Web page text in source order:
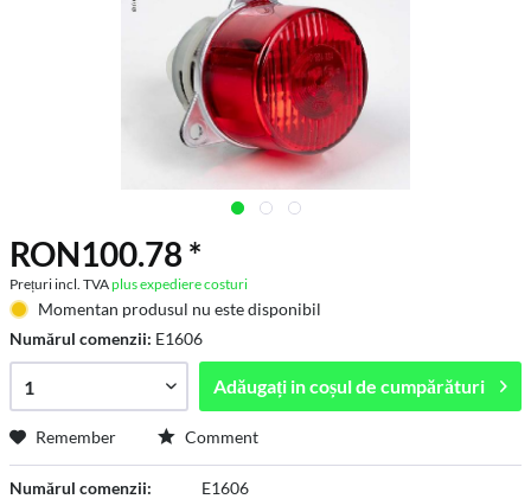
RON100.78 *
Prețuri incl. TVAplus expediere costuri
Momentan produsul nu este disponibil
Numărul comenzii: E1606
Adăugați incoșul de cumpărături
Remember Comment
Numărul comenzii: E1606